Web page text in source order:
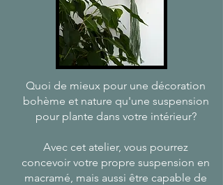
Quoi de mieux pour une décoration
bohème et nature qu'une suspension
pour plante dans votre intérieur?
Avec cet atelier, vous pourrez
concevoir votre propre suspension en
macramé, mais aussi être capable de